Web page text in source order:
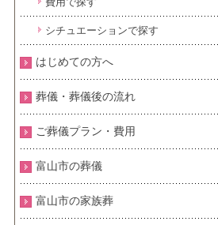
シチュエーションで探す
はじめての方へ
葬儀・葬儀後の流れ
ご葬儀プラン・費用
富山市の葬儀
富山市の家族葬